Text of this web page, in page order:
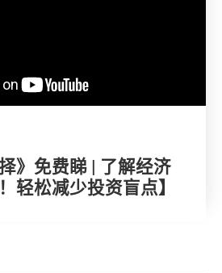
》免费睇 | 了解经济
轻松减少投资盲点】